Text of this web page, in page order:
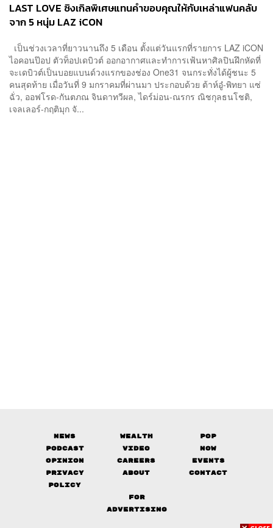
LAST LOVE ซิงเกิลพิเศษแทนคำขอบคุณให้กับเหล่าแฟนคลับ
จาก 5 หนุ่ม LAZ iCON
เป็นช่วงเวลาที่ยาวนานถึง 5 เดือน ตั้งแต่วันแรกที่รายการ LAZ iCON
ไอคอนป๊อป ตัวท็อปเดบิวต์ ออกอากาศและทำการเฟ้นหาศิลปินฝึกหัดที่
จะเดบิวต์เป็นบอยแบนด์วงแรกของช่อง One31 จนกระทั่งได้ผู้ชนะ 5
คนสุดท้าย เมื่อวันที่ 9 มกราคมที่ผ่านมา ประกอบด้วย ต้าห์อู๋-พิทยา แซ่
ฉั่ว, ออฟโรด-กันตภณ จินดาทวีผล, ไดร์ม่อน-ณรกร ณิชกุลธนโชติ,
เจลเลอร์-กฤติมุก จั...
News Wealth
Pop
Podcast
Video
Now
Opinion
Careers
Events
Privacy
Policy
About Contact
FOR
ADVERTISING